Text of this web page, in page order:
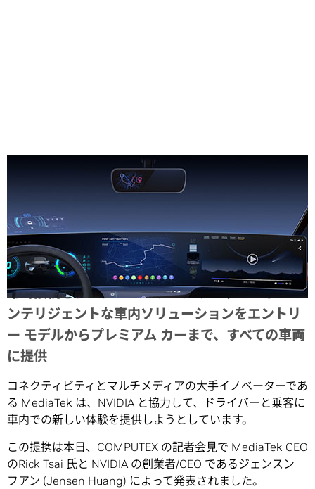
常時接続された、ソフトウェア デファインドでイ
ンテリジェントな車内ソリューションをエントリ
ー モデルからプレミアム カーまで、すべての車両
に提供
コネクティビティとマルチメディアの大手イノベーターであ
る MediaTek は、NVIDIA と協力して、ドライバーと乗客に
車内での新しい体験を提供しようとしています。
この提携は本日、 COMPUTEX の記者会見で MediaTek CEO
のRick Tsai 氏と NVIDIA の創業者/CEO であるジェンスン
フアン (Jensen Huang) によって発表されました。